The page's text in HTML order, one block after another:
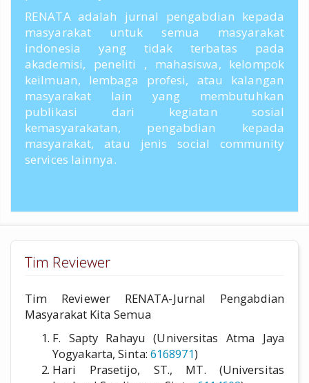
RENATA adalah jurnal pengabdian kepada
masyarakat untuk semua masyarakat
indonesia yang tidak terbatas pada
akademisi, peneliti , mahasiswa, kelompok
keilmuan, lembaga profesi, atau kalangan
masyarakat lain yang membutuhkan
publikasi dari kegiatan sosial
kemasyarakatan, pengabdian kepada
masyarakat, atau jenis social community
services lainnya.
Tim Reviewer
Tim Reviewer RENATA-Jurnal Pengabdian
Masyarakat Kita Semua
F. Sapty Rahayu (Universitas Atma Jaya
Yogyakarta, Sinta: 6168971)
Hari Prasetijo, ST., MT. (Universitas